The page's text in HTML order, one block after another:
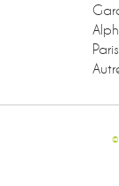
Paris